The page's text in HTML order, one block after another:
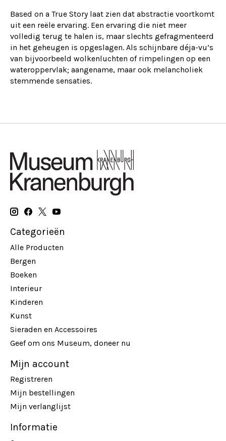
Based on a True Story laat zien dat abstractie voortkomt
uit een reële ervaring. Een ervaring die niet meer
volledig terug te halen is, maar slechts gefragmenteerd
in het geheugen is opgeslagen. Als schijnbare déja-vu’s
van bijvoorbeeld wolkenluchten of rimpelingen op een
wateroppervlak; aangename, maar ook melancholiek
stemmende sensaties.
Categorieën
Alle Producten
Bergen
Boeken
Interieur
Kinderen
Kunst
Sieraden en Accessoires
Geef om ons Museum, doneer nu
Mijn account
Registreren
Mijn bestellingen
Mijn verlanglijst
Informatie